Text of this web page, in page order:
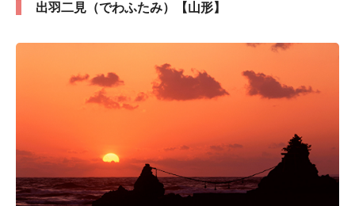
出羽二見（でわふたみ）【山形】